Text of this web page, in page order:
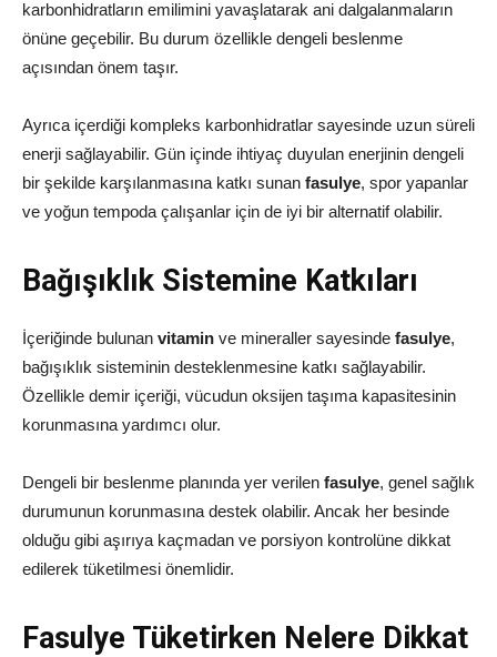
karbonhidratların emilimini yavaşlatarak ani dalgalanmaların
önüne geçebilir. Bu durum özellikle dengeli beslenme
açısından önem taşır.
Ayrıca içerdiği kompleks karbonhidratlar sayesinde uzun süreli
enerji sağlayabilir. Gün içinde ihtiyaç duyulan enerjinin dengeli
bir şekilde karşılanmasına katkı sunan fasulye, spor yapanlar
ve yoğun tempoda çalışanlar için de iyi bir alternatif olabilir.
Bağışıklık Sistemine Katkıları
İçeriğinde bulunan vitamin ve mineraller sayesinde fasulye,
bağışıklık sisteminin desteklenmesine katkı sağlayabilir.
Özellikle demir içeriği, vücudun oksijen taşıma kapasitesinin
korunmasına yardımcı olur.
Dengeli bir beslenme planında yer verilen fasulye, genel sağlık
durumunun korunmasına destek olabilir. Ancak her besinde
olduğu gibi aşırıya kaçmadan ve porsiyon kontrolüne dikkat
edilerek tüketilmesi önemlidir.
Fasulye Tüketirken Nelere Dikkat